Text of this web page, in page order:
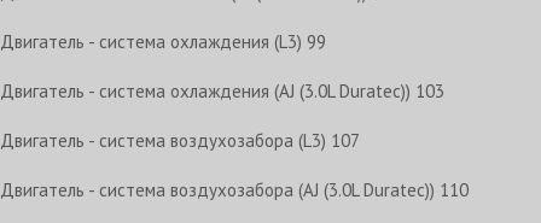
Двигатель - система охлаждения (L3) 99
Двигатель - система охлаждения (AJ (3.0L Duratec)) 103
Двигатель - система воздухозабора (L3) 107
Двигатель - система воздухозабора (AJ (3.0L Duratec)) 110